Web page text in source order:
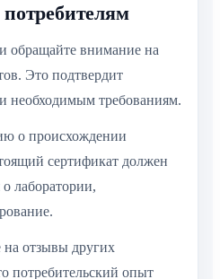
обращайте внимание на
Это подтвердит
необходимым требованиям.
о происхождении
сертификат должен
лаборатории,
отзывы других
потребительский опыт